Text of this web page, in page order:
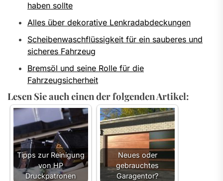
haben sollte
Alles über dekorative Lenkradabdeckungen
Scheibenwaschflüssigkeit für ein sauberes und
sicheres Fahrzeug
Bremsöl und seine Rolle für die
Fahrzeugsicherheit
Lesen Sie auch einen der folgenden Artikel:
Tipps zur Reinigung
von HP
Druckpatronen
Neues oder
gebrauchtes
Garagentor?